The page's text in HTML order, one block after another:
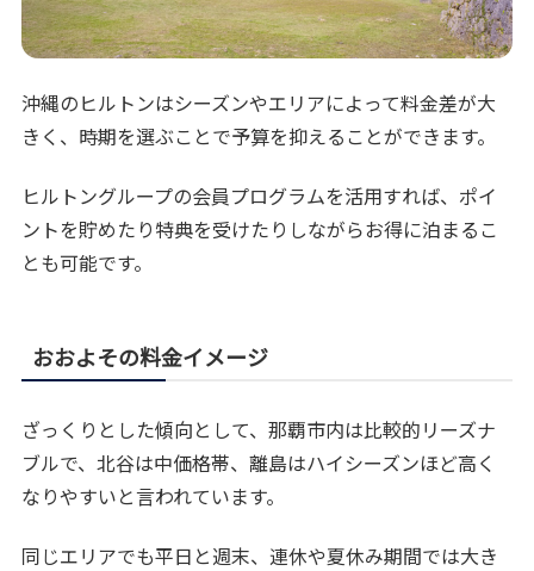
沖縄のヒルトンはシーズンやエリアによって料金差が大
きく、時期を選ぶことで予算を抑えることができます。
ヒルトングループの会員プログラムを活用すれば、ポイ
ントを貯めたり特典を受けたりしながらお得に泊まるこ
とも可能です。
おおよその料金イメージ
ざっくりとした傾向として、那覇市内は比較的リーズナ
ブルで、北谷は中価格帯、離島はハイシーズンほど高く
なりやすいと言われています。
同じエリアでも平日と週末、連休や夏休み期間では大き